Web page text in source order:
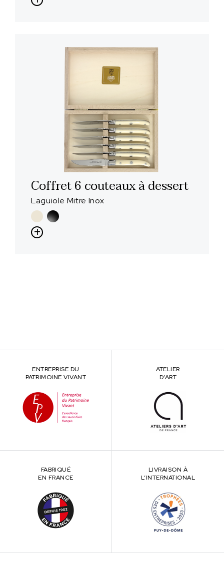
Coffret 6 couteaux à dessert
Laguiole Mitre Inox
ENTREPRISE DU
PATRIMOINE VIVANT
ATELIER
D’ART
FABRIQUÉ
EN FRANCE
LIVRAISON À
L’INTERNATIONAL